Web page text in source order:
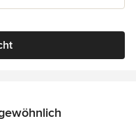
5 Sternen